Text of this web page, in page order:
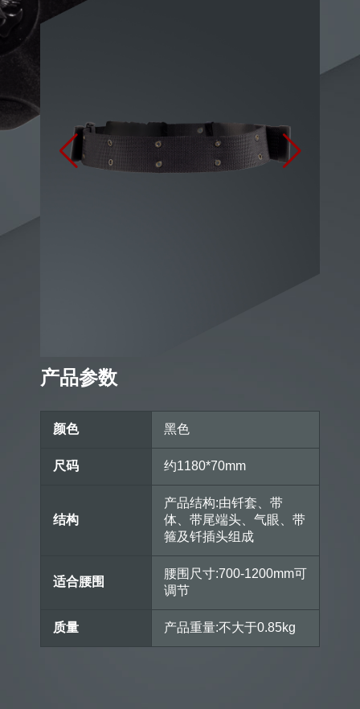
产品参数
颜色 黑色
尺码 约1180*70mm
结构
产品结构:由钎套、带
体、带尾端头、气眼、带
箍及钎插头组成
适合腰围
腰围尺寸:700-1200mm可
调节
质量 产品重量:不大于0.85kg